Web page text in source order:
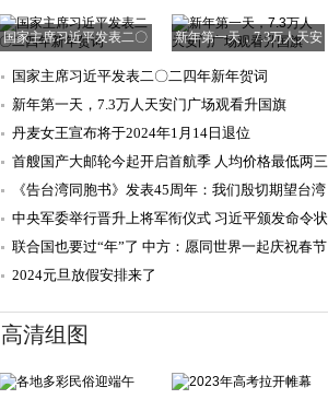
国家主席习近平发表二〇
新年第一天，7.3万人天安
国家主席习近平发表二〇二四年新年贺词
新年第一天，7.3万人天安门广场观看升国旗
丹麦女王宣布将于2024年1月14日退位
首艘国产大邮轮今起开启首航季 人均价格最低两三
千
《告台湾同胞书》发表45周年：我们殷切期望台湾
早日回归祖国
中央军委举行晋升上将军衔仪式 习近平颁发命令状
并向晋衔的军官
联合国也要过“年”了 中方：愿同世界一起庆祝春节
2024元旦放假安排来了
高清组图